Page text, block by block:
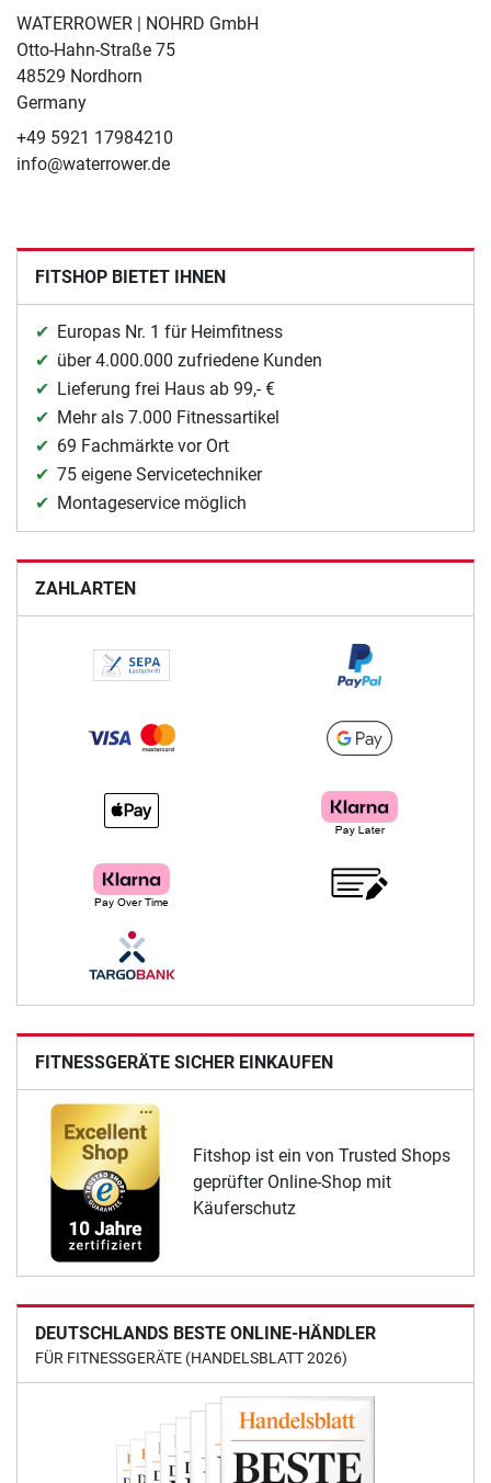
WATERROWER | NOHRD GmbH
Otto-Hahn-Straße 75
48529 Nordhorn
Germany
+49 5921 17984210
info@waterrower.de
FITSHOP BIETET IHNEN
Europas Nr. 1 für Heimfitness
über 4.000.000 zufriedene Kunden
Lieferung frei Haus ab 99,- €
Mehr als 7.000 Fitnessartikel
69 Fachmärkte vor Ort
75 eigene Servicetechniker
Montageservice möglich
ZAHLARTEN
FITNESSGERÄTE SICHER EINKAUFEN
Fitshop ist ein von Trusted Shops
geprüfter Online-Shop mit
Käuferschutz
DEUTSCHLANDS BESTE ONLINE-HÄNDLER
FÜR FITNESSGERÄTE (HANDELSBLATT 2026)